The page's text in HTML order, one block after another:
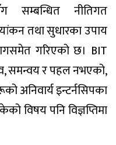
सम्बन्धित नीतिगत
तथा सुधारका उपाय
गरिएको छ। BIT
समन्वय र पहल नभएको,
अनिवार्य इन्टर्नसिपका
विषय पनि विज्ञप्तिमा